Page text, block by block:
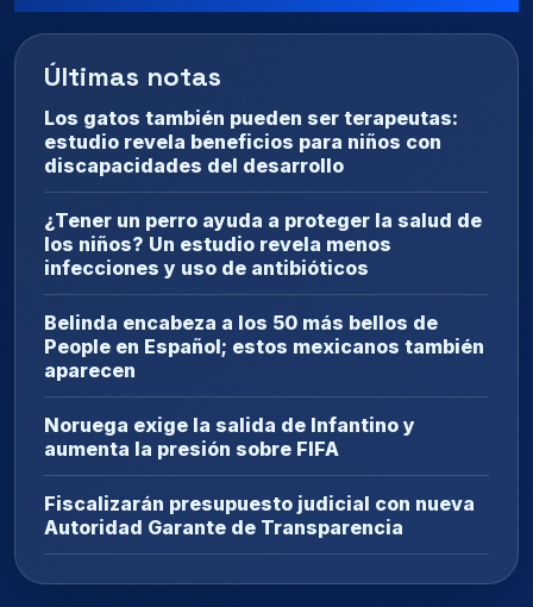
Últimas notas
Los gatos también pueden ser terapeutas:
estudio revela beneficios para niños con
discapacidades del desarrollo
¿Tener un perro ayuda a proteger la salud de
los niños? Un estudio revela menos
infecciones y uso de antibióticos
Belinda encabeza a los 50 más bellos de
People en Español; estos mexicanos también
aparecen
Noruega exige la salida de Infantino y
aumenta la presión sobre FIFA
Fiscalizarán presupuesto judicial con nueva
Autoridad Garante de Transparencia